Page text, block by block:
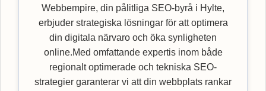
Webbempire, din pålitliga SEO-byrå i Hylte,
erbjuder strategiska lösningar för att optimera
din digitala närvaro och öka synligheten
online.Med omfattande expertis inom både
regionalt optimerade och tekniska SEO-
strategier garanterar vi att din webbplats rankar